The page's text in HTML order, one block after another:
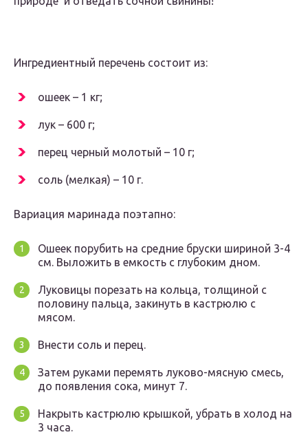
Ингредиентный перечень состоит из:
ошеек – 1 кг;
лук – 600 г;
перец черный молотый – 10 г;
соль (мелкая) – 10 г.
Вариация маринада поэтапно:
Ошеек порубить на средние бруски шириной 3-4
см. Выложить в емкость с глубоким дном.
Луковицы порезать на кольца, толщиной с
половину пальца, закинуть в кастрюлю с
мясом.
Внести соль и перец.
Затем руками перемять луково-мясную смесь,
до появления сока, минут 7.
Накрыть кастрюлю крышкой, убрать в холод на
3 часа.